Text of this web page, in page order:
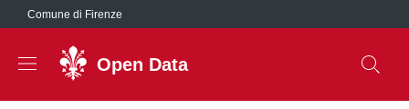
Salta al contenuto principale
Comune di Firenze
Open Data